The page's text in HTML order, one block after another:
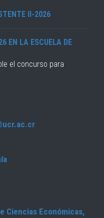
II-2026
EN LA ESCUELA DE
el concurso para
Ciencias Económicas,